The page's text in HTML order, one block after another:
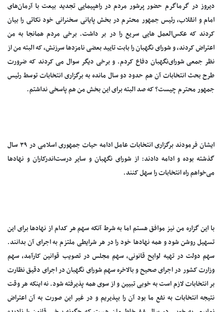
دیروز در گرماگرم حضور پرشور مردم در راهپیمایی تجدید بیعت با آرمان‌های
امام و انقلاب، رئیس جمهور محترم در بخش پایانی سخنرانی خود نکاتی را بیان
کردند که عکس‌العمل هایی سریع را در بر داشت. برخی مردم همانجا به من
اعتراض کردند، و شورای نگهبان را بابت تایید بعضی نامزدها سرزنش، که البته من از
نظر جمعی شورای‌نگهبان دفاع کردم. و برخی دیگر سوال می کردند که ضرورت
طرح بحث انتخابات آن هم حدود دو سال مانده به برگزاری انتخابات توسط رئیس
جمهور محترم چیست؟ که صد البته برای این بخش من هم پاسخی نداشتم.
ایشان فرمودند برگزاری انتخابات عامل ادامه حیات جمهوری اسلامی در ۳۹ سال
گذشته بوده و ادامه دادند: از شورای نگهبان و سایر درست‌اندرکاران و نهادها
می‌خواهم راه انتخابات را سهل کنند.
با این گزاره من نیز موافق هستم اما به شرط آنکه سهم هر کدام از نهادها برای این
تسهیل روشن شود و همه نهادها خود را در هر شرایطی ملتزم به اجرای آن بدانند.
سهم دولت در تهیه لوایح قانونی، سهم مجلس در تصویب قوانین کارآمد، سهم
وزارت کشور در اجرای صحیح و بالاخره سهم شورای نگهبان در اجرای دقیق نظارت
بر انتخابات لازم است به خوبی تبیین و از سوی همه پذیرفته شود. نه اینکه هر وقت
نتیجه انتخابات به نفع ما بود آن را بپذیریم و در غیر این صورت به آن اعتراض